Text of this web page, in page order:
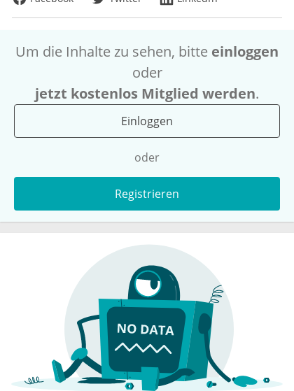
Um die Inhalte zu sehen, bitte einloggen
oder
jetzt kostenlos Mitglied werden.
Einloggen
oder
Registrieren